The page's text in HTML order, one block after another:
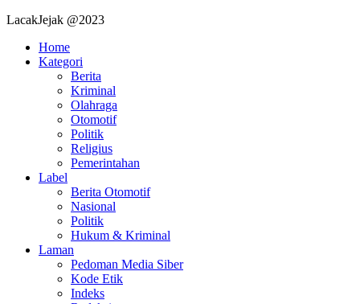
LacakJejak @2023
Home
Kategori
Berita
Kriminal
Olahraga
Otomotif
Politik
Religius
Pemerintahan
Label
Berita Otomotif
Nasional
Politik
Hukum & Kriminal
Laman
Pedoman Media Siber
Kode Etik
Indeks